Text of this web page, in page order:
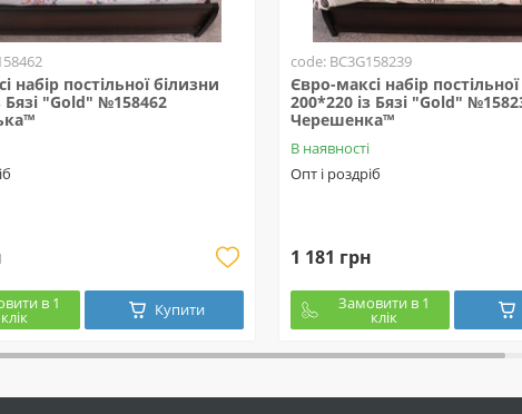
набір постільної білизни
Бязі "Gold" №158462
в 1
клік Купити
code: BC3G158239
Євро-максі набір
200*220 із Бязі "Gold"
Черешенка™
В наявності
Опт і роздріб
1 181 грн
Замовити в 1
клік